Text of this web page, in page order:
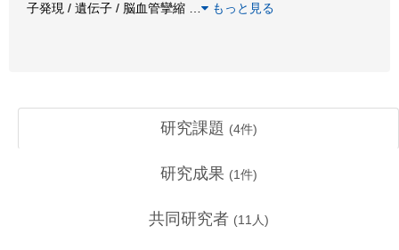
子発現 / 遺伝子 / 脳血管攣縮
もっと見る
研究課題 (4件)
研究成果 (1件)
共同研究者 (11 人)